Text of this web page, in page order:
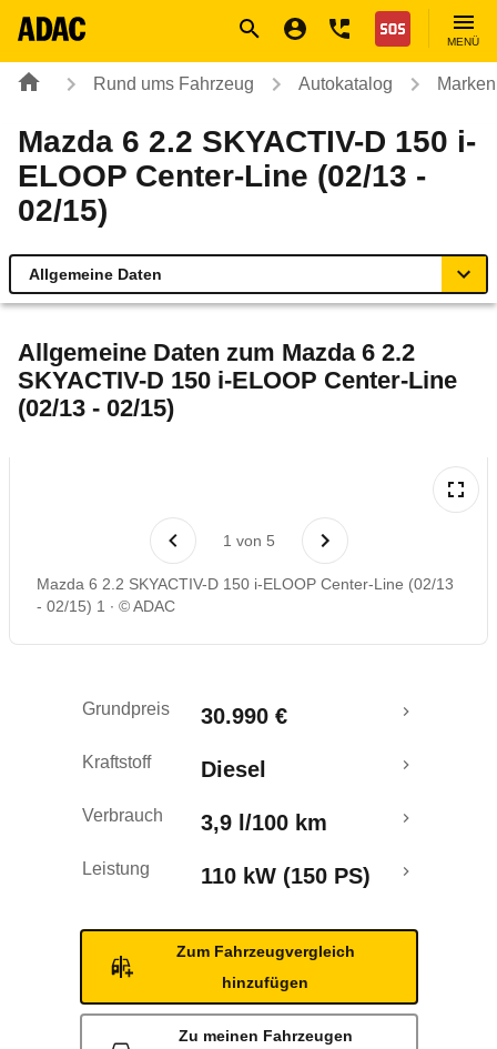
Nothilfe
MENÜ
Rund ums Fahrzeug Autokatalog
Mazda 6 2.2 SKYACTIV-D 150 i-
ELOOP Center-Line (02/13 -
02/15)
Allgemeine Daten
Technische Daten
Rückrufe & Mängel
Allgemeine Daten zum Mazda 6 2.2
SKYACTIV-D 150 i-ELOOP Center-Line
(02/13 - 02/15)
1 von 5
Mazda 6 2.2 SKYACTIV-D 150 i-ELOOP Center-Line (02/13
- 02/15) 1
© ADAC
Grundpreis 30.990 €
Kraftstoff Diesel
Verbrauch 3,9 l/100 km
Leistung 110 kW (150 PS)
Zum Fahrzeugvergleich
hinzufügen
Zu meinen Fahrzeugen